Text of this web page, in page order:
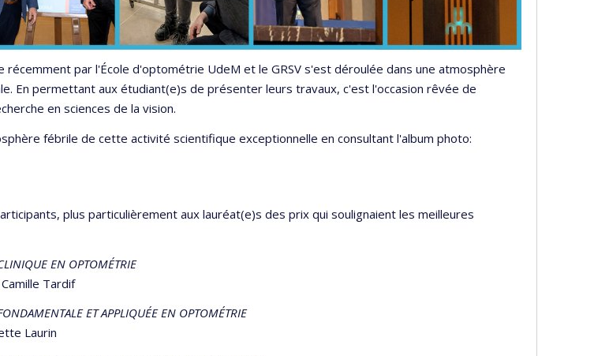
récemment par l'École d'optométrie UdeM et le GRSV s'est déroulée dans une atmosphère
En permettant aux étudiant(e)s de présenter leurs travaux, c'est l'occasion rêvée de
en sciences de la vision.
fébrile de cette activité scientifique exceptionnelle en consultant l'album photo:
plus particulièrement aux lauréat(e)s des prix qui soulignaient les meilleures
EN OPTOMÉTRIE
Tardif
ET APPLIQUÉE EN OPTOMÉTRIE
Laurin